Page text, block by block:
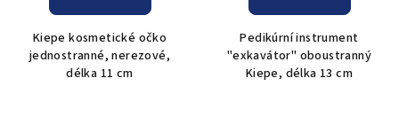
Kiepe kosmetické očko
jednostranné, nerezové,
délka 11 cm
Pedikúrní instrument
"exkavátor" oboustranný
Kiepe, délka 13 cm